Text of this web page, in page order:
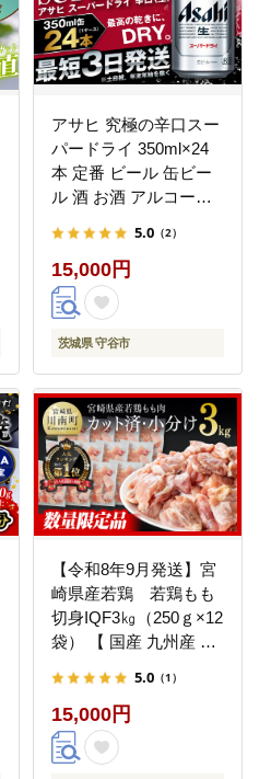
アサヒ 究極の辛口スー
パードライ 350ml×24
本 定番 ビール 缶ビー
ル 酒 お酒 アルコール
5.0 （2）
15,000円
茨城県 守谷市
【令和8年9月発送】宮
崎県産若鶏 若鶏もも
切身IQF3㎏（250ｇ×12
袋） 【 国産 九州産 鶏
モ肉 たっぷり 大容量
宮崎県 川南町 送料無料
】 [C00714r809]
5.0 （1）
15,000円